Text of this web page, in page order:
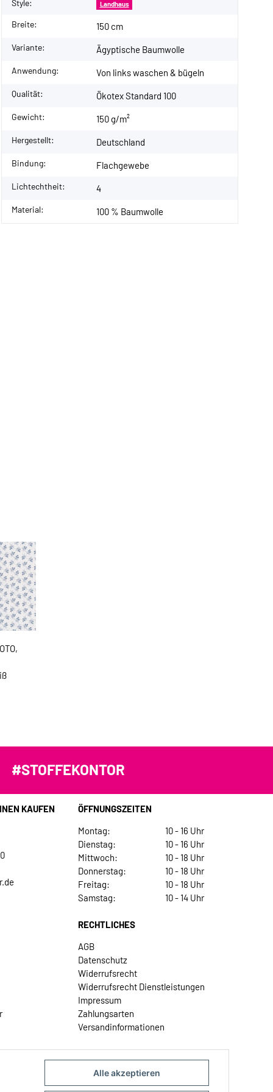
Alle akzeptieren
Style: Landhaus
Breite: 150 cm
Variante: Ägyptische Baumwolle
Anwendung: Von links waschen & bügeln
Qualität: Ökotex Standard 100
Gewicht: 150 g/m²
Hergestellt: Deutschland
Bindung: Flachgewebe
Lichtechtheit: 4
Material: 100 % Baumwolle
#STOFFEKONTOR
KAUFEN
ÖFFNUNGSZEITEN
Montag:
10 - 16 Uhr
Dienstag:
10 - 16 Uhr
Mittwoch:
10 - 18 Uhr
Donnerstag:
10 - 18 Uhr
Freitag:
10 - 18 Uhr
Samstag:
10 - 14 Uhr
RECHTLICHES
AGB
Datenschutz
Widerrufsrecht
Widerrufsrecht Dienstleistungen
Impressum
Zahlungsarten
Versandinformationen